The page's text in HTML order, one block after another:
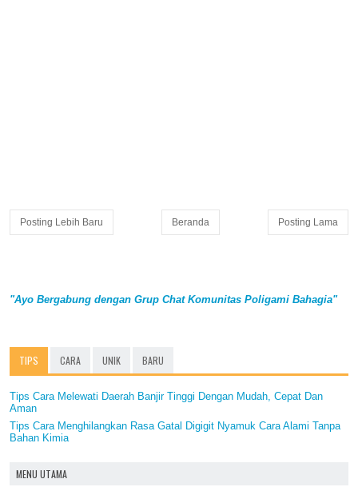
Posting Lebih Baru Posting Lama
Beranda
"Ayo Bergabung dengan Grup Chat Komunitas Poligami Bahagia"
TIPS CARA UNIK BARU
Tips Cara Melewati Daerah Banjir Tinggi Dengan Mudah, Cepat Dan
Aman
Tips Cara Menghilangkan Rasa Gatal Digigit Nyamuk Cara Alami Tanpa
Bahan Kimia
MENU UTAMA